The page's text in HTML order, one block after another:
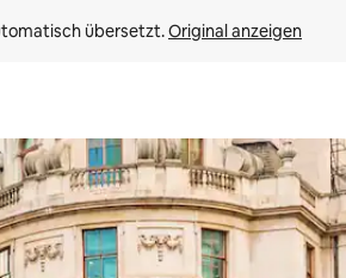
übersetzt. Original anzeigen